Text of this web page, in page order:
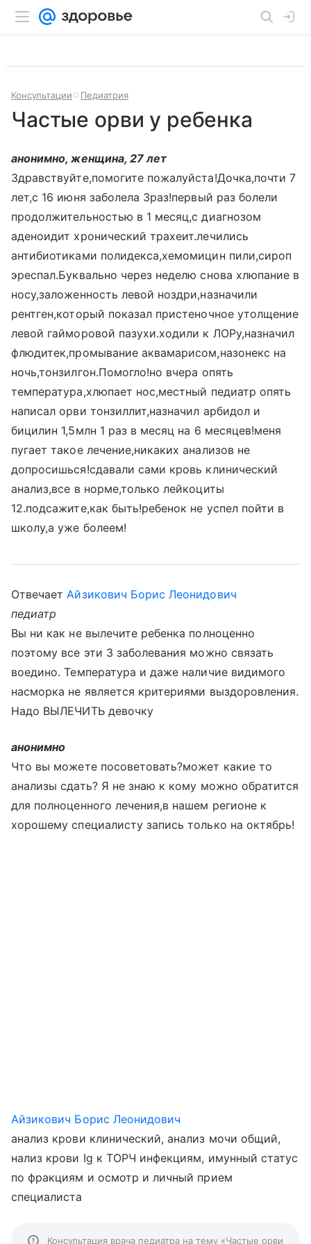
Консультации Педиатрия
Частые орви у ребенка
анонимно, женщина, 27 лет
Здравствуйте,помогите пожалуйста!Дочка,почти 7
лет,с 16 июня заболела 3раз!первый раз болели
продолжительностью в 1 месяц,с диагнозом
аденоидит хронический трахеит.лечились
антибиотиками полидекса,хемомицин пили,сироп
эреспал.Буквально через неделю снова хлюпание в
носу,заложенность левой ноздри,назначили
рентген,который показал пристеночное утолщение
левой гайморовой пазухи.ходили к ЛОРу,назначил
флюдитек,промывание аквамарисом,назонекс на
ночь,тонзилгон.Помогло!но вчера опять
температура,хлюпает нос,местный педиатр опять
написал орви тонзиллит,назначил арбидол и
бицилин 1,5млн 1 раз в месяц на 6 месяцев!меня
пугает такое лечение,никаких анализов не
допросишься!сдавали сами кровь клинический
анализ,все в норме,только лейкоциты
12.подсажите,как быть!ребенок не успел пойти в
школу,а уже болеем!
ОтвечаетАйзикович Борис Леонидович
педиатр
Вы ни как не вылечите ребенка полноценно
поэтому все эти 3 заболевания можно связать
воедино. Температура и даже наличие видимого
насморка не является критериями выздоровления.
Надо ВЫЛЕЧИТЬ девочку
анонимно
Что вы можете посоветовать?может какие то
анализы сдать? Я не знаю к кому можно обратится
для полноценного лечения,в нашем регионе к
хорошему специалисту запись только на октябрь!
Айзикович Борис Леонидович
анализ крови клинический, анализ мочи общий,
нализ крови Ig к ТОРЧ инфекциям, имунный статус
по фракциям и осмотр и личный прием
специалиста
Консультация врача педиатра на тему «Частые орви